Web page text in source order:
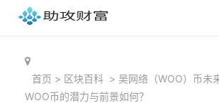
首页 > 区块百科 > 吴网络（WOO）币未
WOO币的潜力与前景如何？